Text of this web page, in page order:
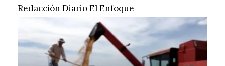
Redacción Diario El Enfoque